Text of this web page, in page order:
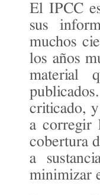
El IPCC
sus
muchos
los años
material
criticado,
a corregir
cobertura
a
minimizar